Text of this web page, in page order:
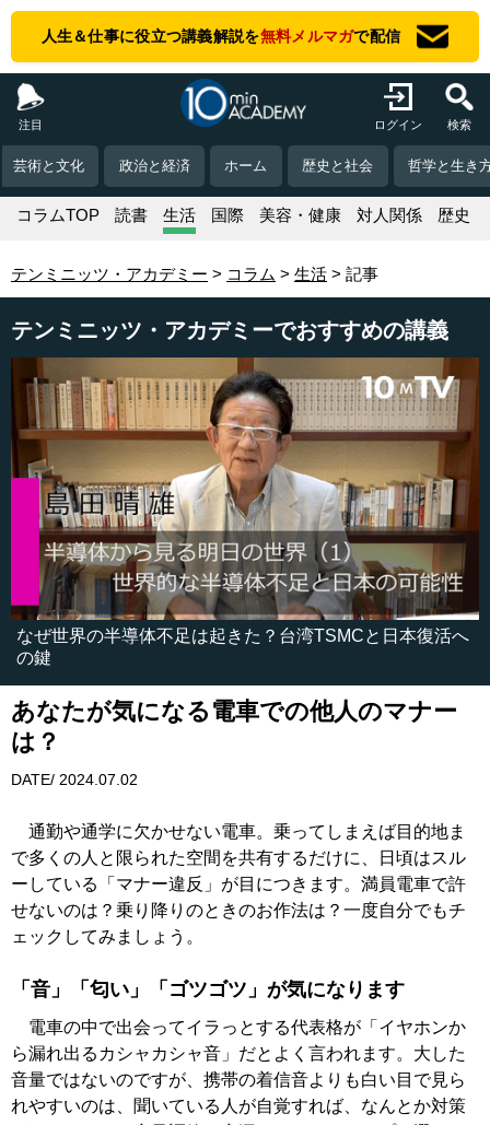
人生＆仕事に役立つ講義解説を無料メルマガで配信
注目 ログイン 検索
芸術と文化 政治と経済 ホーム 歴史と社会 哲学と生き
コラムTOP 読書 生活 国際 美容・健康 対人関係 歴史
テンミニッツ・アカデミー コラム 生活 記事
テンミニッツ・アカデミーでおすすめの講義
なぜ世界の半導体不足は起きた？台湾TSMCと日本復活へ
の鍵
あなたが気になる電車での他人のマナー
は？
DATE/ 2024.07.02
通勤や通学に欠かせない電車。乗ってしまえば目的地ま
で多くの人と限られた空間を共有するだけに、日頃はスル
ーしている「マナー違反」が目につきます。満員電車で許
せないのは？乗り降りのときのお作法は？一度自分でもチ
ェックしてみましょう。
「音」「匂い」「ゴツゴツ」が気になります
電車の中で出会ってイラっとする代表格が「イヤホンか
ら漏れ出るカシャカシャ音」だとよく言われます。大した
音量ではないのですが、携帯の着信音よりも白い目で見ら
れやすいのは、聞いている人が自覚すれば、なんとか対策